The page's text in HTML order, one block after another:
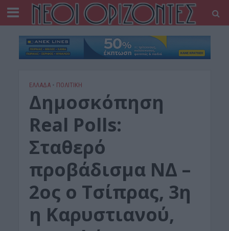
ΕΛΛΑΔΑ • ΠΟΛΙΤΙΚΗ
Δημοσκόπηση
Real Polls:
Σταθερό
προβάδισμα ΝΔ –
2ος ο Τσίπρας, 3η
η Καρυστιανού,